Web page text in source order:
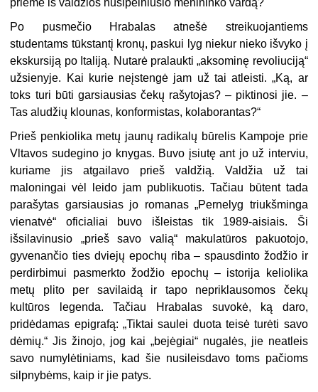
Po pusmečio Hrabalas atnešė streikuojantiems
studentams tūkstantį kronų, paskui lyg niekur nieko išvyko į
ekskursiją po Italiją. Nutarė pralaukti „aksominę revoliuciją“
užsienyje. Kai kurie neįstengė jam už tai atleisti. „Ką, ar
toks turi būti garsiausias čekų rašytojas? – piktinosi jie. –
Tas aludžių klounas, konformistas, kolaborantas?“
Prieš penkiolika metų jaunų radikalų būrelis Kampoje prie
Vltavos sudegino jo knygas. Buvo įsiutę ant jo už interviu,
kuriame jis atgailavo prieš valdžią. Valdžia už tai
maloningai vėl leido jam publikuotis. Tačiau būtent tada
parašytas garsiausias jo romanas „Pernelyg triukšminga
vienatvė“ oficialiai buvo išleistas tik 1989-aisiais. Ši
išsilavinusio „prieš savo valią“ makulatūros pakuotojo,
gyvenančio ties dviejų epochų riba – spausdinto žodžio ir
perdirbimui pasmerkto žodžio epochų – istorija keliolika
metų plito per savilaidą ir tapo nepriklausomos čekų
kultūros legenda. Tačiau Hrabalas suvokė, ką daro,
pridėdamas epigrafą: „Tiktai saulei duota teisė turėti savo
dėmių.“ Jis žinojo, jog kai „bejėgiai“ nugalės, jie neatleis
savo numylėtiniams, kad šie nusileisdavo toms pačioms
silpnybėms, kaip ir jie patys.